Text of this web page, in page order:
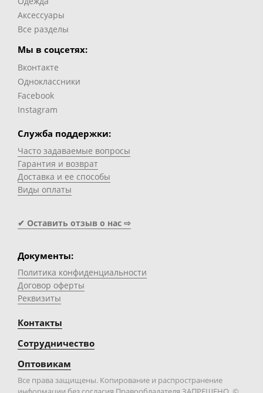
Аксессуары
Все разделы
Мы в соцсетях:
Вконтакте
Одноклассники
Facebook
Instagram
Служба поддержки:
Часто задаваемые вопросы
Гарантия и возврат
Доставка и ее способы
Виды оплаты
✔ Оставить отзыв о нас ⇨
Документы:
Политика конфиденциальности
Договор оферты
Реквизиты
Контакты
Сотрудничество
Оптовикам
Все права защищены. Копирование и распространение